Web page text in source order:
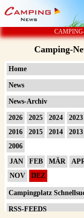
CAMPING-
Camping-
Home
News
News-Archiv
2026 2025 2024 2023
2016
2015 2014 2013
2006
JAN
FEB MÄR
NOV
DEZ
Campingplatz
RSS-FEEDS